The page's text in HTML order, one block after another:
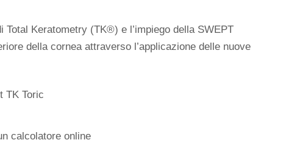
Keratometry (TK®) e l’impiego della SWEPT
della cornea attraverso l’applicazione delle nuove
TK Toric
calcolatore online